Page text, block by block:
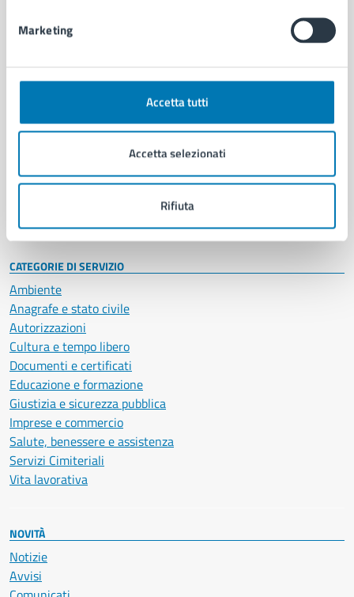
Marketing
Accetta tutti
Accetta selezionati
Rifiuta
AMMINISTRAZIONE
Organi di governo
Enti e fondazioni
Personale amministrativo
Intranet, posta aziendale e protocollo
CATEGORIE DI SERVIZIO
Ambiente
Anagrafe e stato civile
Autorizzazioni
Cultura e tempo libero
Documenti e certificati
Educazione e formazione
Giustizia e sicurezza pubblica
Imprese e commercio
Salute, benessere e assistenza
Servizi Cimiteriali
Vita lavorativa
NOVITÀ
Notizie
Avvisi